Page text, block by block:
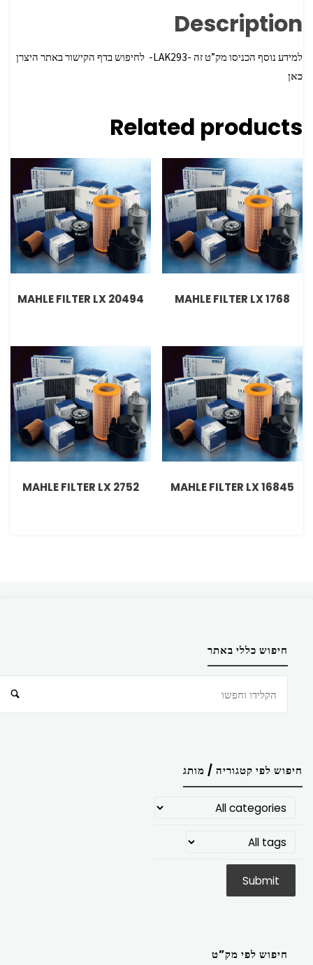
Description
למידע נוסף הכניסו מק”ט זה -LAK293- לחיפוש בדף הקישור באתר היצרן
כאן
Related products
MAHLE FILTER LX 1768
MAHLE FILTER LX 20494
MAHLE FILTER LX 16845
MAHLE FILTER LX 2752
חיפוש כללי באתר
חיפוש לפי קטגוריה / מותג
חיפוש לפי מק”ט